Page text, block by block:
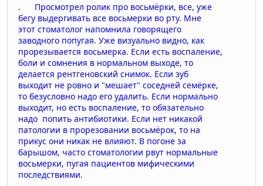
. Просмотрел ролик про восьмёрки, все, уже
бегу выдергивать все восьмерки во рту. Мне
этот стоматолог напомнила говорящего
заводного попугая. Уже визуально видно, как
прорезывается восьмерка. Если есть воспаление,
боли и сомнения в нормальном выходе, то
делается рентгеновский снимок. Если зуб
выходит не ровно и "мешает" соседней семёрке,
то безусловно надо его удалить. Если нормально
выходит, но есть воспаление, то обязательно
надо попить антибиотики. Если нет никакой
патологии в прорезовании восьмёрок, то на
прикус они никак не влияют. В погоне за
барышом, часто стоматологии рвут нормальные
восьмерки, пугая пациентов мифическими
последствиями.